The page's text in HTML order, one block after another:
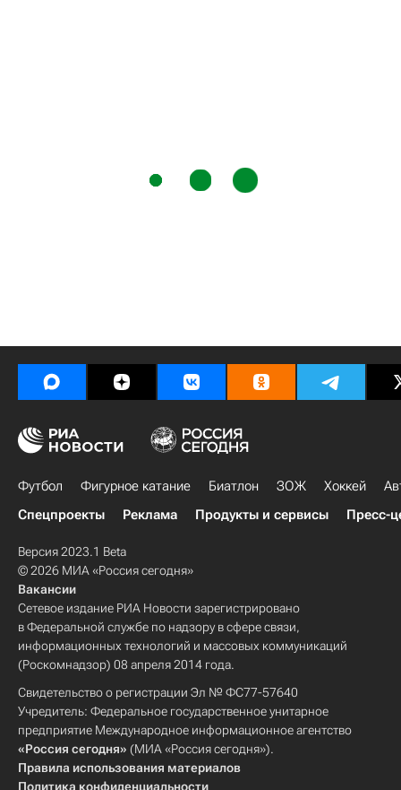
Футбол Фигурное катание Биатлон ЗОЖ Хоккей
Спецпроекты
Реклама Продукты и сервисы Пресс-
Версия 2023.1 Beta
© 2026 МИА «Россия сегодня»
Вакансии
Сетевое издание РИА Новости зарегистрировано
в Федеральной службе по надзору в сфере связи,
информационных технологий и массовых коммуникаций
(Роскомнадзор) 08 апреля 2014 года.
Свидетельство о регистрации Эл № ФС77-57640
Учредитель: Федеральное государственное унитарное
предприятие Международное информационное агентство
«Россия сегодня» (МИА «Россия сегодня»).
Правила использования материалов
Политика конфиденциальности